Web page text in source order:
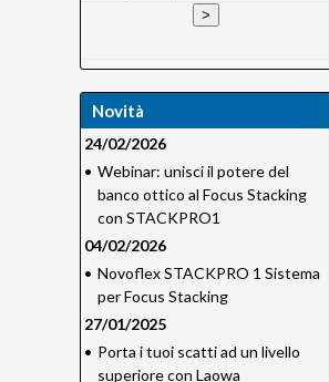
Novità
24/02/2026
• Webinar: unisci il potere del
banco ottico al Focus Stacking
con STACKPRO1
04/02/2026
• Novoflex STACKPRO 1 Sistema
per Focus Stacking
27/01/2025
• Porta i tuoi scatti ad un livello
superiore con Laowa